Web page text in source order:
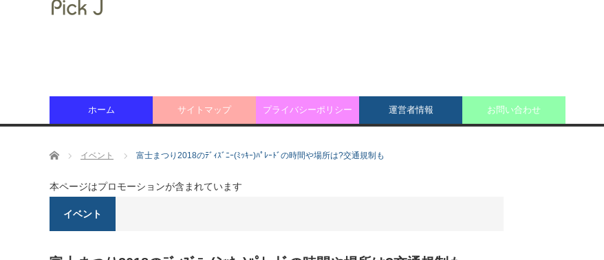
ホーム サイトマップ プライバシーポリシー 運営者情報 お問い合わせ
ホーム イベント 富士まつり2018のﾃﾞｨｽﾞﾆｰ(ﾐｯｷｰ)ﾊﾟﾚｰﾄﾞの時間や場所は?交通規制も
本ページはプロモーションが含まれています
イベント